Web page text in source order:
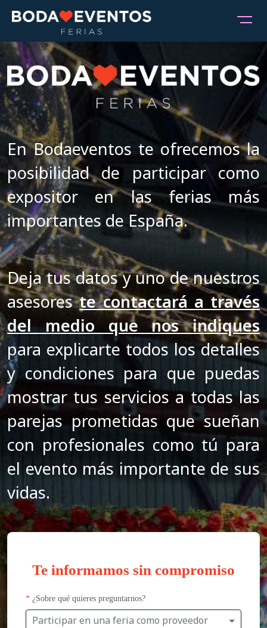
Te informamos sin compromiso
* ¿Sobre qué quieres preguntarnos?
Participar en una feria como proveedor
En Bodaeventos te ofrecemos la
posibilidad de participar como
expositor en las ferias más
importantes de España.
Deja tus datos y uno de nuestros
asesoreste contactará a través
del medio que nos indiques
para explicarte todos los detalles
y condiciones para que puedas
mostrar tus servicios a todas las
parejas prometidas que sueñan
con profesionales como tú para
el evento más importante de sus
vidas.